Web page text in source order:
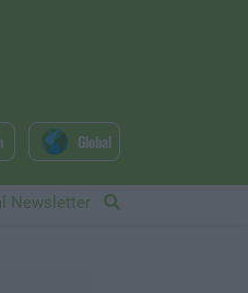
Newsletter
Global